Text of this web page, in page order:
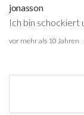
jonasson
Ich bin schockiert
vor mehr als 10 Jahren